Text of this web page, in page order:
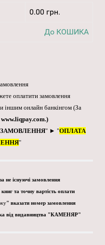
0.00 грн.
До КОШИКА
оплатити замовлення
іншим онлайн банкінгом (За
www.liqpay.com.)
ЗАМОВЛЕННЯ" ► "ОПЛАТА
"
не існуючі замовлення
та точну вартість оплати
" вказати номер замовлення
від видавництва "КАМЕНЯР"